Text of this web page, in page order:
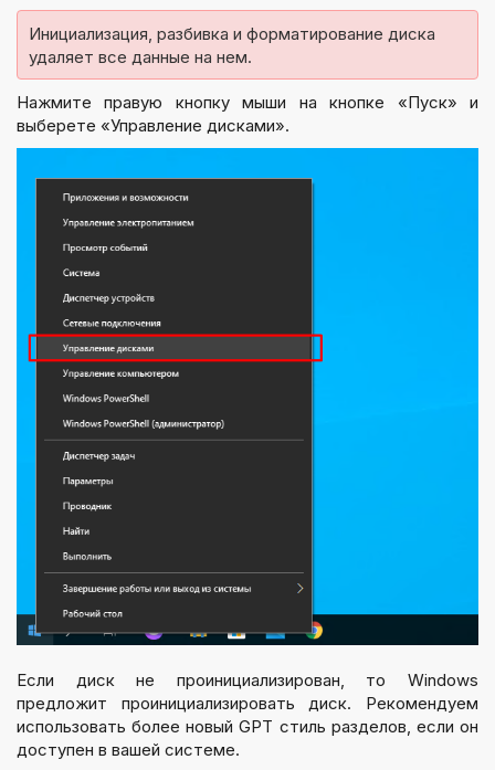
Инициализация, разбивка и форматирование диска
удаляет все данные на нем.
Нажмите правую кнопку мыши на кнопке «Пуск» и
выберете «Управление дисками».
Если диск не проинициализирован, то Windows
предложит проинициализировать диск. Рекомендуем
использовать более новый GPT стиль разделов, если он
доступен в вашей системе.